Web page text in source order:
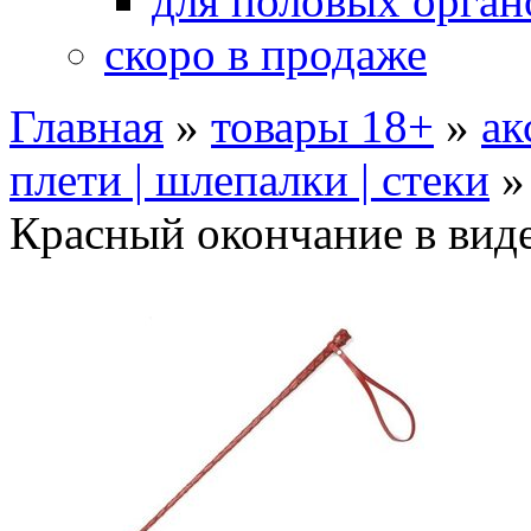
скоро в продаже
Главная » товары 18+ »
плети | шлепалки | стеки
Красный окончание в